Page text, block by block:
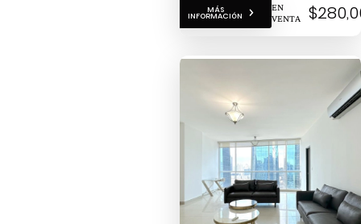
MÁS
INFORMACIÓN
EN
VENTA